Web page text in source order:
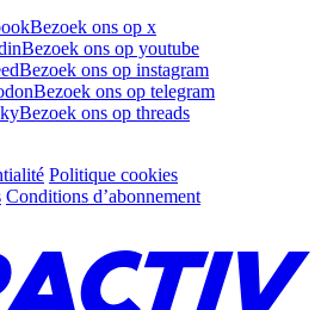
Bezoek ons op x
Bezoek ons op youtube
Bezoek ons op instagram
Bezoek ons op telegram
Bezoek ons op threads
Politique cookies
Conditions d’abonnement